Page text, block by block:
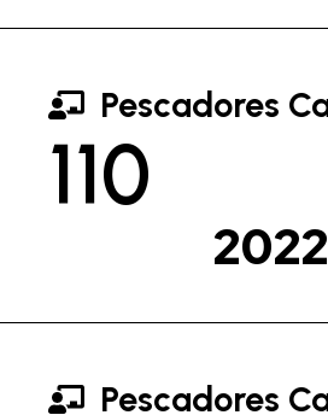
Pescadores
110
2022
Pescadores